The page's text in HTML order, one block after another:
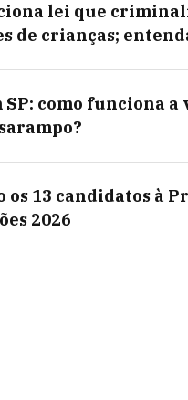
lei que
de crianças;
SP: como funciona a
os 13 candidatos à
2026